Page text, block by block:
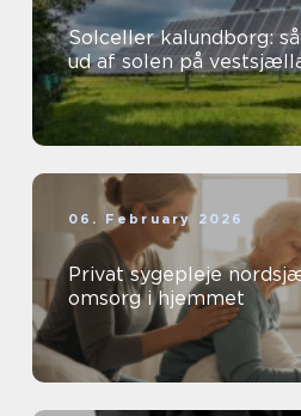
Solceller kalundborg:
ud af solen på
06. February 2026
Privat sygepleje
omsorg i hjemmet